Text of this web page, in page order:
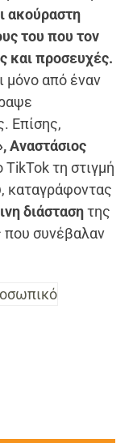
ακούραστη
του που τον
και προσευχές.
μόνο από έναν
Επίσης,
Αναστάσιος
TikTok τη στιγμή
καταγράφοντας
διάστασητης
που συνέβαλαν